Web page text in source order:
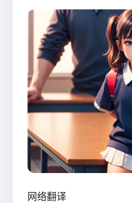
网络翻译